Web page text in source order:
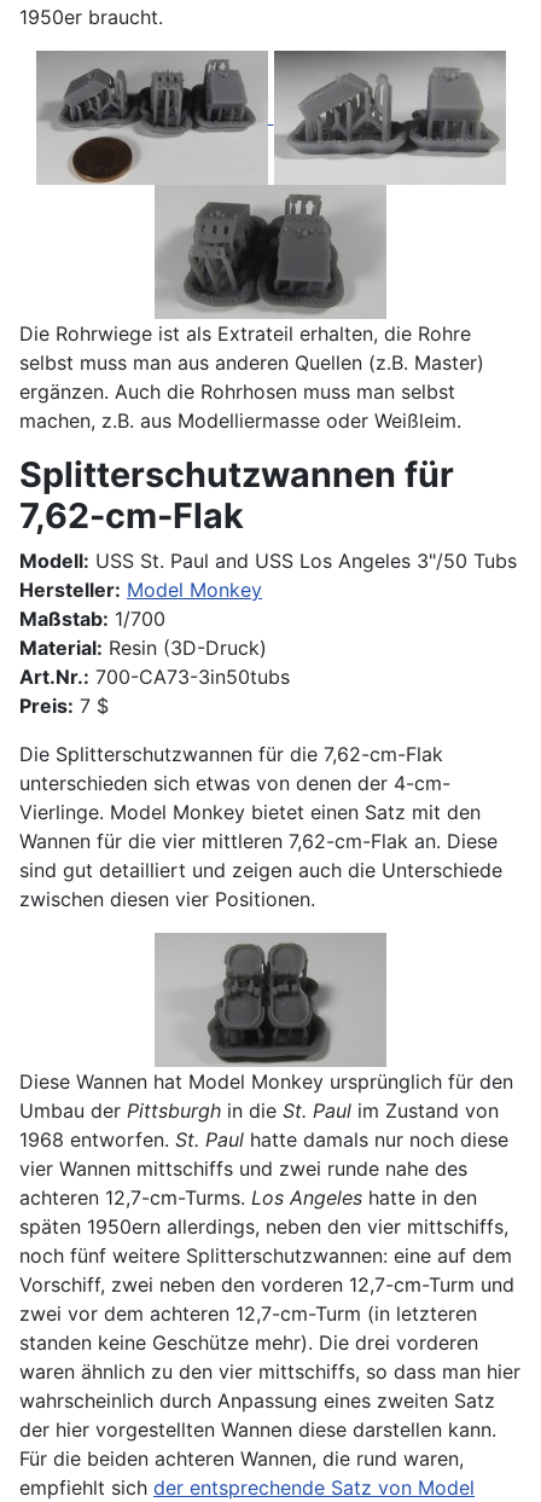
1950er braucht.
Die Rohrwiege ist als Extrateil erhalten, die Rohre
selbst muss man aus anderen Quellen (z.B. Master)
ergänzen. Auch die Rohrhosen muss man selbst
machen, z.B. aus Modelliermasse oder Weißleim.
Splitterschutzwannen für
7,62-cm-Flak
Modell: USS St. Paul and USS Los Angeles 3"/50 Tubs
Hersteller: Model Monkey
Maßstab: 1/700
Material: Resin (3D-Druck)
Art.Nr.: 700-CA73-3in50tubs
Preis: 7 $
Die Splitterschutzwannen für die 7,62-cm-Flak
unterschieden sich etwas von denen der 4-cm-
Vierlinge. Model Monkey bietet einen Satz mit den
Wannen für die vier mittleren 7,62-cm-Flak an. Diese
sind gut detailliert und zeigen auch die Unterschiede
zwischen diesen vier Positionen.
Diese Wannen hat Model Monkey ursprünglich für den
Umbau der Pittsburgh in die St. Paul im Zustand von
1968 entworfen. St. Paul hatte damals nur noch diese
vier Wannen mittschiffs und zwei runde nahe des
achteren 12,7-cm-Turms. Los Angeles hatte in den
späten 1950ern allerdings, neben den vier mittschiffs,
noch fünf weitere Splitterschutzwannen: eine auf dem
Vorschiff, zwei neben den vorderen 12,7-cm-Turm und
zwei vor dem achteren 12,7-cm-Turm (in letzteren
standen keine Geschütze mehr). Die drei vorderen
waren ähnlich zu den vier mittschiffs, so dass man hier
wahrscheinlich durch Anpassung eines zweiten Satz
der hier vorgestellten Wannen diese darstellen kann.
Für die beiden achteren Wannen, die rund waren,
empfiehlt sich der entsprechende Satz von Model